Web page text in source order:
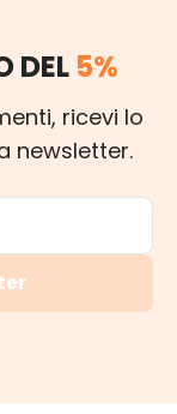
DEL 5%
ricevi lo
newsletter.